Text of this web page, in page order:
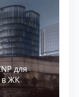
для
в ЖК